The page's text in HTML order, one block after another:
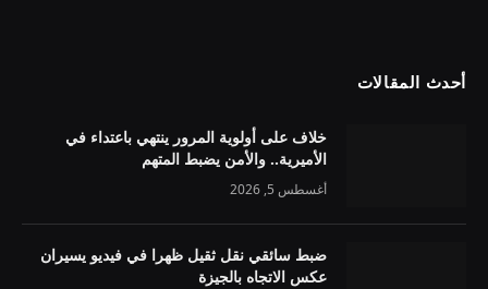
أحدث المقالات
خلاف على أولوية المرور ينتهي باعتداء في
الأميرية.. والأمن يضبط المتهم
أغسطس 5, 2026
ضبط سائقي نقل ثقيل ظهرا في فيديو يسيران
عكس الاتجاه بالجيزة